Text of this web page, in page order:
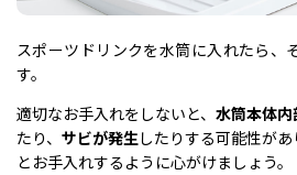
スポーツドリンクを水筒に入れたら、
す。
適切なお手入れをしないと、 水筒本体
たり、 サビが発生したりする可能性が
とお手入れするように心がけましょう。